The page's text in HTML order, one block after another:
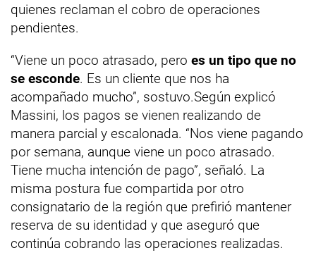
quienes reclaman el cobro de operaciones
pendientes.
“Viene un poco atrasado, pero es un tipo que no
se esconde. Es un cliente que nos ha
acompañado mucho”, sostuvo.Según explicó
Massini, los pagos se vienen realizando de
manera parcial y escalonada. “Nos viene pagando
por semana, aunque viene un poco atrasado.
Tiene mucha intención de pago”, señaló. La
misma postura fue compartida por otro
consignatario de la región que prefirió mantener
reserva de su identidad y que aseguró que
continúa cobrando las operaciones realizadas.